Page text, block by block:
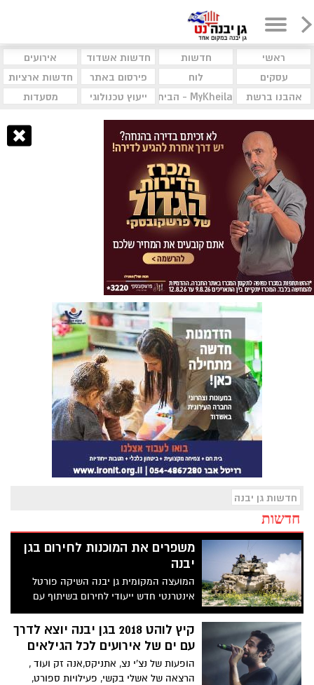
ראשי חדשות חדשות אשדוד
אירועים
עסקים
לוח פירסום באתר
חדשות ארציות
אהבנו ברשת
MyKheila - הבית לעסקים וקהילות ייעוץ טכנולוגי מסעדות
חדשות גן יבנה
חדשות
משפרים את המוכנות לחירום בגן
יבנה
המועצה המקומית גן יבנה השיקה פורטל
אינטרנטי חדש ייעודי לחירום בשיתוף עם
פיקוד העורף
קיץ לוהט 2018 בגן יבנה יוצא לדרך
עם ים של אירועים לכל הגילאים
הופעות של נצ'י נצ, אתניקס,אנה זק ועוד ,
הרצאה של אשלי בקשי, פעילויות ספורט,